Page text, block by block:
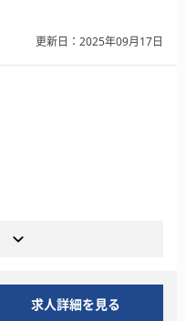
更新日：2025年09月17日
求人詳細を見る